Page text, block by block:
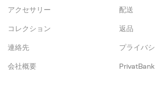
アクセサリー
コレクション
連絡先
会社概要
配送
返品
プライバ
PrivatBank